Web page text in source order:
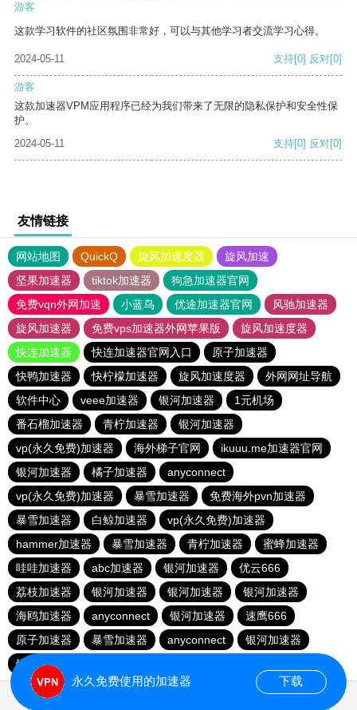
游客
这款学习软件的社区氛围非常好，可以与其他学习者交流学习心得。
2024-05-11 支持[0] 反对[0]
游客
这款加速器VPM应用程序已经为我们带来了无限的隐私保护和安全性保
护。
2024-05-11
支持[0] 反对[0]
友情链接
网站地图 QuickQ 旋风加速度器
旋风加速
坚果加速器
tiktok加速器
狗急加速器官网
免费vqn外网加速
小蓝鸟 优途加速器官网
风驰加速器
旋风加速器
免费vps加速器外网苹果版
旋风加速度器
快连加速器
快连加速器官网入口
原子加速器
快鸭加速器
快柠檬加速器 旋风加速度器
外网网址导航
软件中心
veee加速器 银河加速器
1元机场
番石榴加速器
青柠加速器
银河加速器
vp(永久免费)加速器
海外梯子官网
ikuuu.me加速器官网
银河加速器
橘子加速器
anyconnect
vp(永久免费)加速器
暴雪加速器
免费海外pvn加速器
暴雪加速器
白鲸加速器
vp(永久免费)加速器
hammer加速器
暴雪加速器 青柠加速器
蜜蜂加速器
哇哇加速器
abc加速器 银河加速器
优云666
荔枝加速器
银河加速器 银河加速器
银河加速器
海鸥加速器
anyconnect 银河加速器
速鹰666
原子加速器
暴雪加速器 anyconnect
银河加速器
银河加速器
永久免费使用的加速器 下载